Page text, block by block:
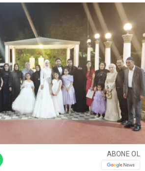
ABONE OL